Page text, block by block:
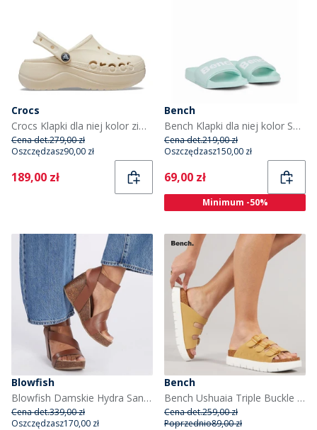
Crocs
Crocs Klapki dla niej kolor zimny biały
Cena det.279,00 zł
Oszczędzasz90,00 zł
Current
189,00 zł
Bench
Bench Klapki dla niej kolor Surf Spray/biały
Cena det.219,00 zł
Oszczędzasz150,00 zł
Current
69,00 zł
Minimum -50%
Blowfish
Blowfish Damskie Hydra Sandały na Platformie Dębnik
Cena det.339,00 zł
Oszczędzasz170,00 zł
Bench
Bench Ushuaia Triple Buckle als dla niej kolor Sand
Cena det.259,00 zł
Poprzednio89,00 zł